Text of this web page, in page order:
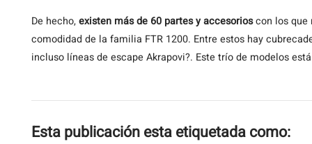
De hecho,existen más de 60 partes y accesorioscon los que
comodidad de la familia FTR 1200. Entre estos hay
incluso líneas de escape Akrapovi?. Este trío de modelos
Esta publicación esta etiquetada como: